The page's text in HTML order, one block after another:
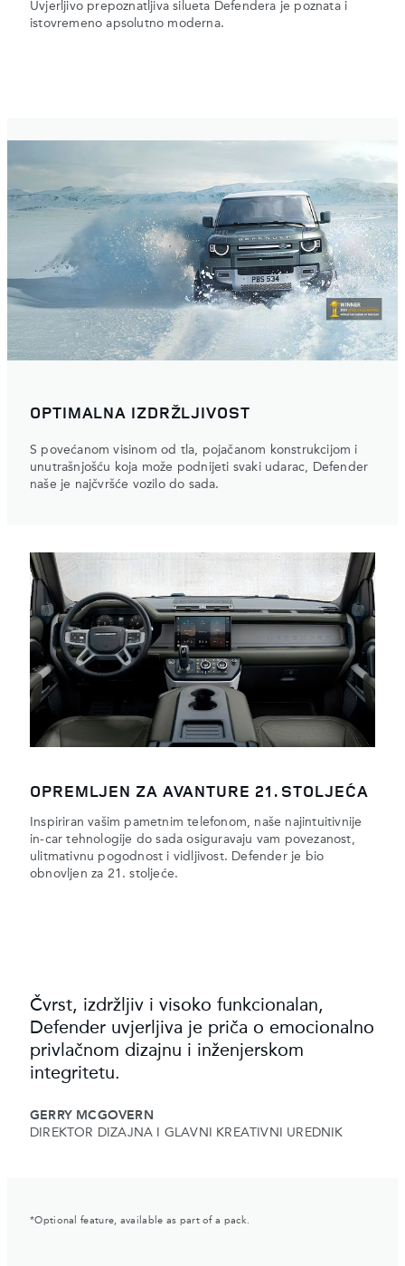
Uvjerljivo prepoznatljiva silueta Defendera je poznata i
istovremeno apsolutno moderna.
OPTIMALNA IZDRŽLJIVOST
S povećanom visinom od tla, pojačanom konstrukcijom i
unutrašnjošću koja može podnijeti svaki udarac, Defender
naše je najčvršće vozilo do sada.
OPREMLJEN ZA AVANTURE 21. STOLJEĆA
Inspiriran vašim pametnim telefonom, naše najintuitivnije
in-car tehnologije do sada osiguravaju vam povezanost,
ulitmativnu pogodnost i vidljivost. Defender je bio
obnovljen za 21. stoljeće.
Čvrst, izdržljiv i visoko funkcionalan,
Defender uvjerljiva je priča o emocionalno
privlačnom dizajnu i inženjerskom
integritetu.
GERRY MCGOVERN
DIREKTOR DIZAJNA I GLAVNI KREATIVNI UREDNIK
*Optional feature, available as part of a pack.